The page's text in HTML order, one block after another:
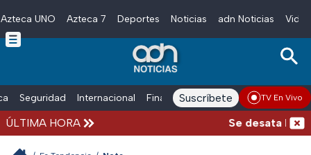
Skip to main content
Azteca UNO Azteca 7 Deportes Noticias adn Noticias
Seguridad Internacional Finanzas adn Noticias Radio
Suscríbete TV En Vivo
ÚLTIMA HORA Se desata